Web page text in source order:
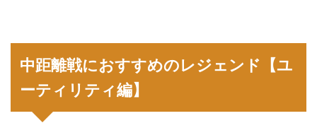
中距離戦におすすめのレジェンド【ユ
ーティリティ編】